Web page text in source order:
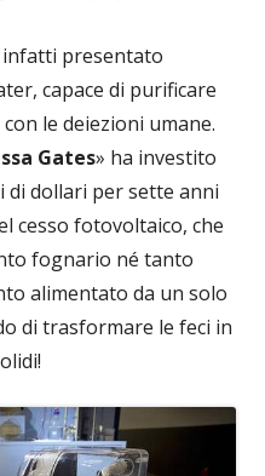
infatti presentato
capace di purificare
le deiezioni umane.
Gates» ha investito
di dollari per sette anni
cesso fotovoltaico, che
fognario né tanto
alimentato da un solo
di trasformare le feci in